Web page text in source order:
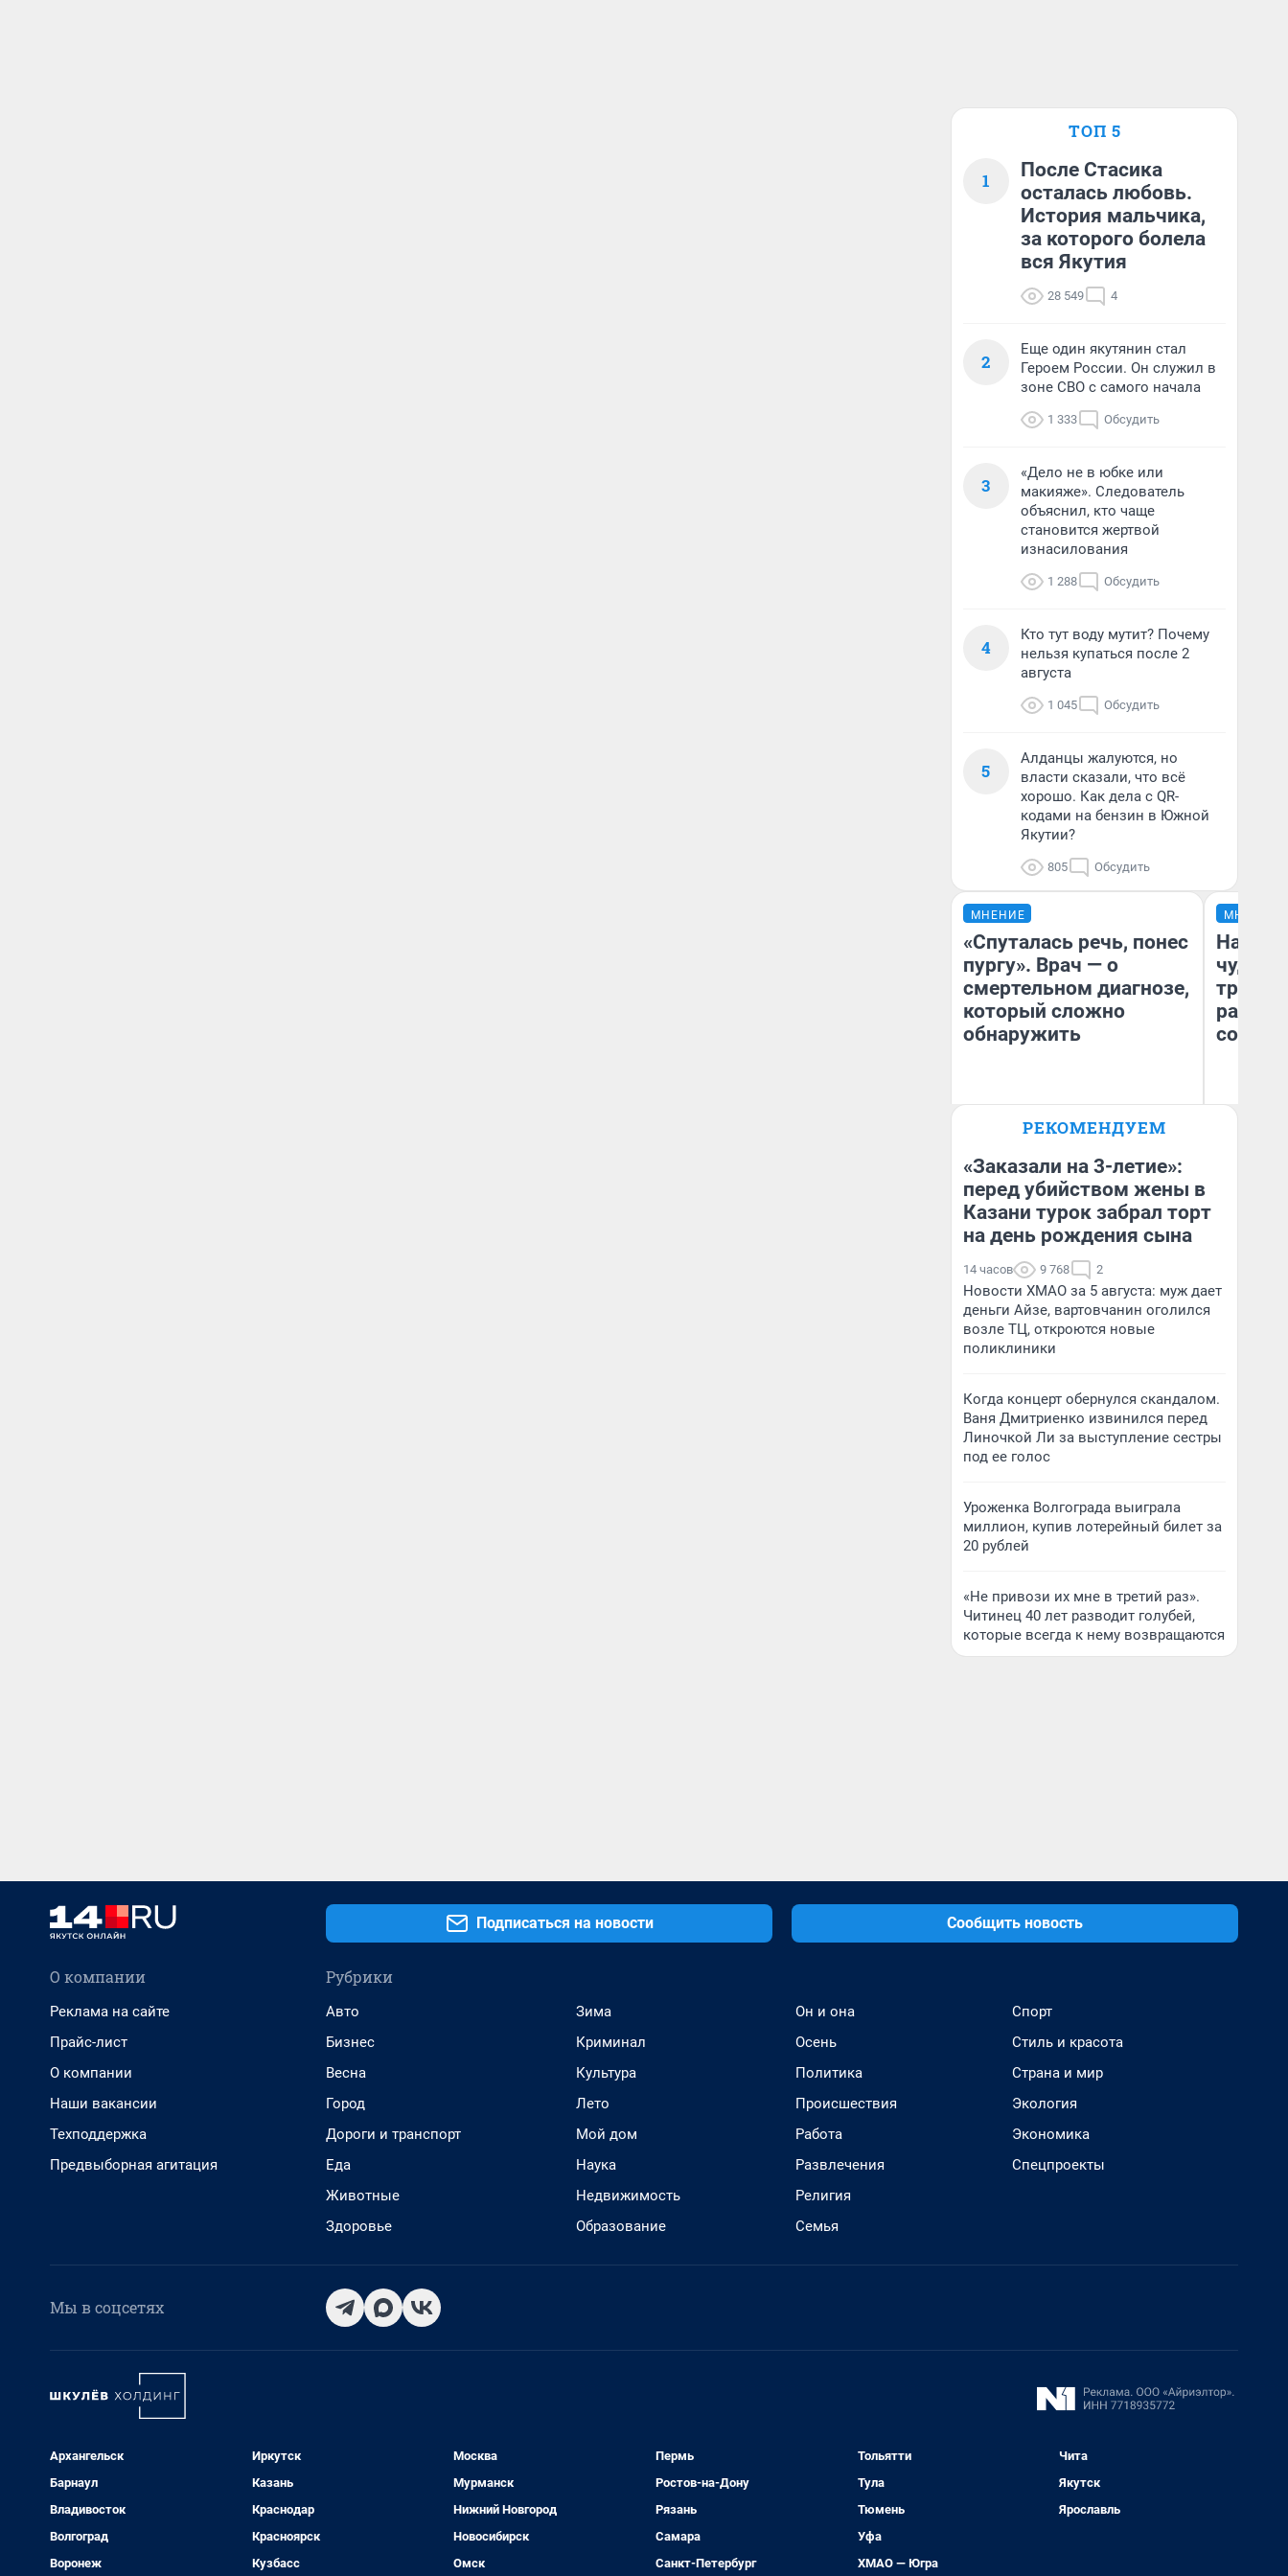
ТОП 5
1
После Стасика
осталась любовь.
История мальчика,
за которого болела
вся Якутия
28 549 4
2
Еще один якутянин стал
Героем России. Он служил в
зоне СВО с самого начала
1 333 Обсудить
3
«Дело не в юбке или
макияже». Следователь
объяснил, кто чаще
становится жертвой
изнасилования
1 288 Обсудить
4
Кто тут воду мутит? Почему
нельзя купаться после 2
августа
1 045 Обсудить
5
Алданцы жалуются, но
власти сказали, что всё
хорошо. Как дела с QR-
кодами на бензин в Южной
Якутии?
805 Обсудить
МНЕНИЕ
«Спуталась речь, понес
пургу». Врач — о
смертельном диагнозе,
который сложно
обнаружить
Главврач клиники
Волковой»
МНЕНИЕ
чудом
РЕКОМЕНДУЕМ
«Заказали на 3-летие»:
перед убийством жены в
Казани турок забрал торт
на день рождения сына
14 часов 9 768 2
Новости ХМАО за 5 августа: муж дает
деньги Айзе, вартовчанин оголился
возле ТЦ, откроются новые
поликлиники
Когда концерт обернулся скандалом.
Ваня Дмитриенко извинился перед
Линочкой Ли за выступление сестры
под ее голос
Уроженка Волгограда выиграла
миллион, купив лотерейный билет за
20 рублей
«Не привози их мне в третий раз».
Читинец 40 лет разводит голубей,
которые всегда к нему возвращаются
Подписаться на новости Сообщить новость
О компании
Реклама на сайте
Прайс-лист
О компании
Наши вакансии
Техподдержка
Предвыборная агитация
Рубрики
Авто
Бизнес
Весна
Город
Дороги и транспорт
Еда
Животные
Здоровье
Зима
Криминал
Культура
Лето
Мой дом
Наука
Недвижимость
Образование
Он и она
Осень
Политика
Происшествия
Работа
Развлечения
Религия
Семья
Спорт
Стиль и красота
Страна и мир
Экология
Экономика
Спецпроекты
Мы в соцсетях
Архангельск
Барнаул
Владивосток
Волгоград
Воронеж
Иркутск
Казань
Краснодар
Красноярск
Кузбасс
Москва
Мурманск
Нижний Новгород
Новосибирск
Омск
Пермь
Ростов-на-Дону
Рязань
Самара
Санкт-Петербург
Тольятти
Тула
Тюмень
Уфа
ХМАО — Югра
Чита
Якутск
Ярославль